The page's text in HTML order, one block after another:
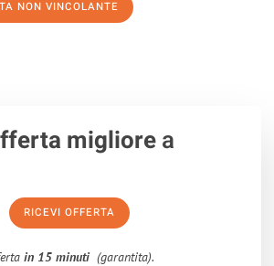
NON VINCOLANTE
migliorea
RICEVI OFFERTA
in 15 minuti (garantita).